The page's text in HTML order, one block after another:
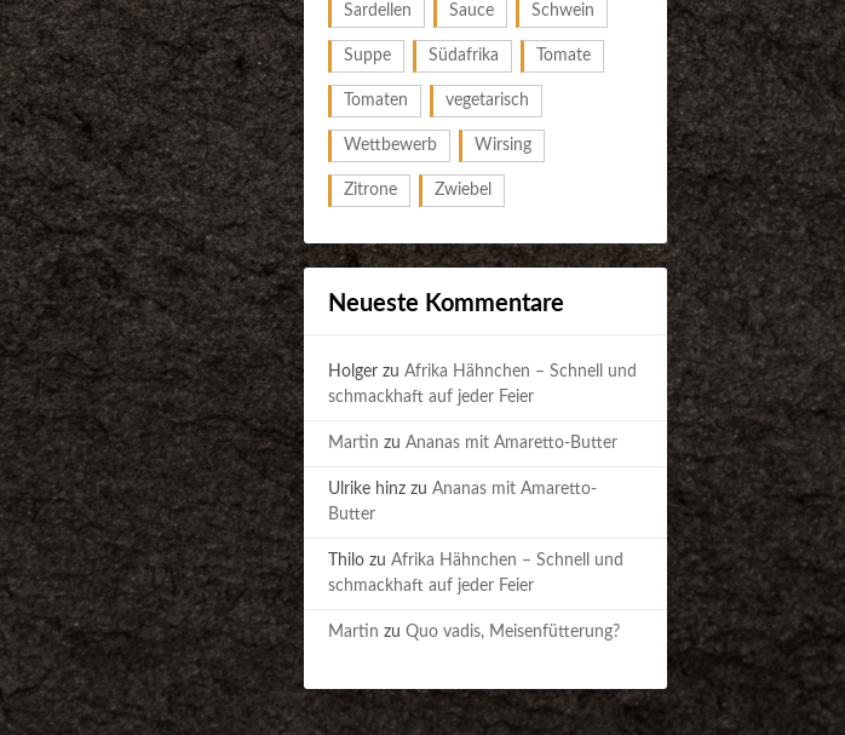
Sardellen Sauce Schwein
Suppe Südafrika Tomate
Tomaten vegetarisch
Wettbewerb Wirsing
Zitrone Zwiebel
Neueste Kommentare
Holger zu Afrika Hähnchen – Schnell und
schmackhaft auf jeder Feier
Martin zu Ananas mit Amaretto-Butter
Ulrike hinz zu Ananas mit Amaretto-
Butter
Thilo zu Afrika Hähnchen – Schnell und
schmackhaft auf jeder Feier
Martin zu Quo vadis, Meisenfütterung?